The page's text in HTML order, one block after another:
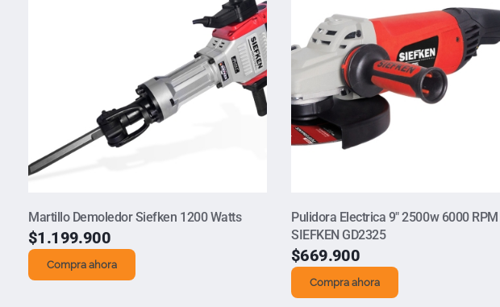
Martillo Demoledor Siefken 1200 Watts
$1.199.900
Compra ahora
Pulidora Electrica 9″ 2500w 6000 RPM
SIEFKEN GD2325
$669.900
Compra ahora